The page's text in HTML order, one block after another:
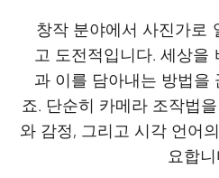
창작 분야에서 사진가로
고 도전적입니다. 세상을
과 이를 담아내는 방법을
죠. 단순히 카메라 조작법
와 감정, 그리고 시각 언어
요합